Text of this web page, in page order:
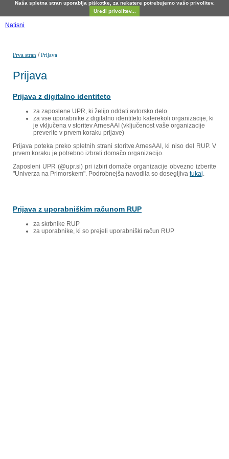
Naša spletna stran uporablja piškotke, za nekatere potrebujemo vašo privolitev.
Uredi privolitev...
Natisni
Prva stran /Prijava
Prijava
Prijava z digitalno identiteto
za zaposlene UPR, ki želijo oddati avtorsko delo
za vse uporabnike z digitalno identiteto katerekoli organizacije, ki
je vključena v storitev ArnesAAI (vključenost vaše organizacije
preverite v prvem koraku prijave)
Prijava poteka preko spletnih strani storitve ArnesAAI, ki niso del RUP. V
prvem koraku je potrebno izbrati domačo organizacijo.
Zaposleni UPR (@upr.si) pri izbiri domače organizacije obvezno izberite
"Univerza na Primorskem". Podrobnejša navodila so dosegljiva tukaj
Prijava z uporabniškim računom RUP
za skrbnike RUP
za uporabnike, ki so prejeli uporabniški račun RUP